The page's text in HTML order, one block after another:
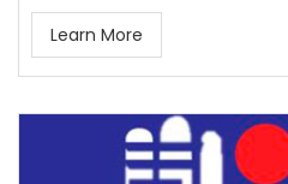
Learn More